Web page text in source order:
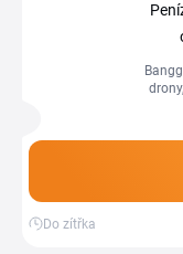
přibývají před
Do zítřka